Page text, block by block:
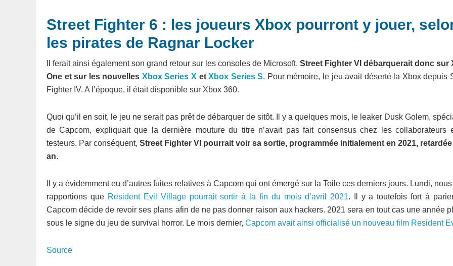
Street Fighter 6 : les joueurs Xbox pourront y jouer,
les pirates de Ragnar Locker
Il ferait ainsi également son grand retour sur les consoles de Microsoft. Street Fighter VI débarquerait donc sur
One et sur les nouvelles Xbox Series X etXbox Series S. Pour mémoire, le jeu avait déserté la Xbox depuis
Fighter IV. A l’époque, il était disponible sur Xbox 360.
Quoi qu’il en soit, le jeu ne serait pas prêt de débarquer de sitôt. Il y a quelques mois, le leaker Dusk Golem,
de Capcom, expliquait que la dernière mouture du titre n’avait pas fait consensus chez les collaborateurs
testeurs. Par conséquent, Street Fighter VI pourrait voir sa sortie, programmée initialement en 2021, retardée
an.
Il y a évidemment eu d’autres fuites relatives à Capcom qui ont émergé sur la Toile ces derniers jours. Lundi,
rapportions que Resident Evil Village pourrait sortir à la fin du mois d’avril 2021. Il y a toutefois fort à
Capcom décide de revoir ses plans afin de ne pas donner raison aux hackers. 2021 sera en tout cas une année
sous le signe du jeu de survival horror. Le mois dernier, Capcom avait ainsi officialisé un nouveau film Resident
Source